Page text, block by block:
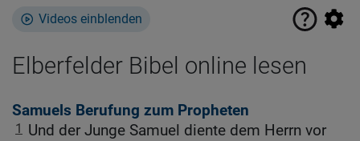
Videos einblenden
Elberfelder Bibel online lesen
Samuels Berufung zum Propheten
1
Und der Junge Samuel diente dem Herrn vor